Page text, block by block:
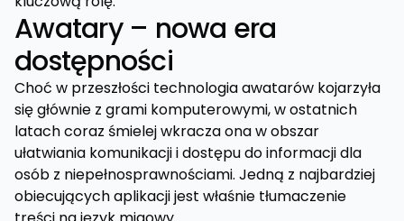
Awatary – nowa era
dostępności
Choć w przeszłości technologia awatarów kojarzyła
się głównie z grami komputerowymi, w ostatnich
latach coraz śmielej wkracza ona w obszar
ułatwiania komunikacji i dostępu do informacji dla
osób z niepełnosprawnościami. Jedną z najbardziej
obiecujących aplikacji jest właśnie tłumaczenie